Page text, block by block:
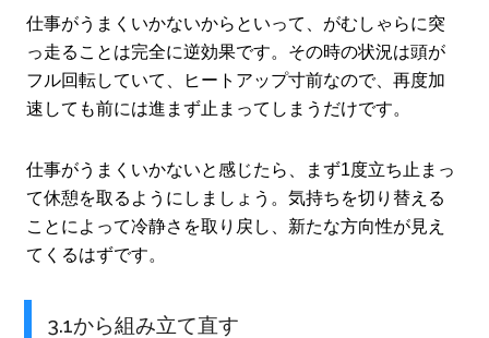
仕事がうまくいかないからといって、がむしゃらに突
っ走ることは完全に逆効果です。その時の状況は頭が
フル回転していて、ヒートアップ寸前なので、再度加
速しても前には進まず止まってしまうだけです。
仕事がうまくいかないと感じたら、まず1度立ち止まっ
て休憩を取るようにしましょう。気持ちを切り替える
ことによって冷静さを取り戻し、新たな方向性が見え
てくるはずです。
3.1から組み立て直す